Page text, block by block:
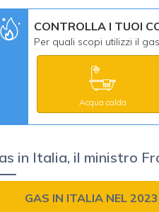
CONTROLLA I TUOI
Per quali scopi utilizzi il
Acqua calda
in Italia, il ministro
GAS IN ITALIA NEL